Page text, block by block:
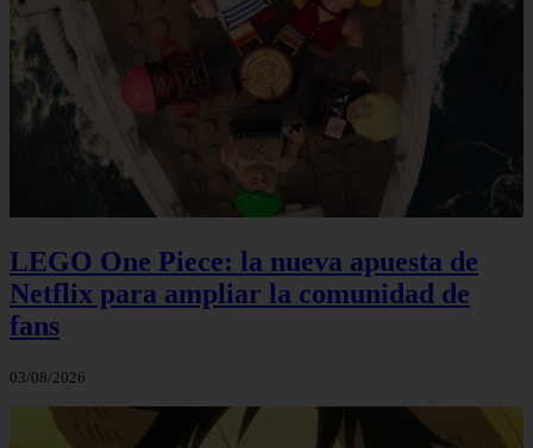
LEGO One Piece: la nueva apuesta de
Netflix para ampliar la comunidad de
fans
03/08/2026